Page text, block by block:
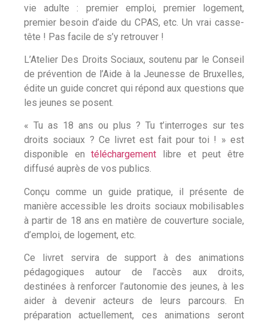
vie adulte : premier emploi, premier logement,
premier besoin d’aide du CPAS, etc. Un vrai casse-
tête ! Pas facile de s’y retrouver !
L’Atelier Des Droits Sociaux, soutenu par le Conseil
de prévention de l’Aide à la Jeunesse de Bruxelles,
édite un guide concret qui répond aux questions que
les jeunes se posent.
« Tu as 18 ans ou plus ? Tu t’interroges sur tes
droits sociaux ? Ce livret est fait pour toi ! » est
disponible entéléchargement libre et peut être
diffusé auprès de vos publics.
Conçu comme un guide pratique, il présente de
manière accessible les droits sociaux mobilisables
à partir de 18 ans en matière de couverture sociale,
d’emploi, de logement, etc.
Ce livret servira de support à des animations
pédagogiques autour de l’accès aux droits,
destinées à renforcer l’autonomie des jeunes, à les
aider à devenir acteurs de leurs parcours. En
préparation actuellement, ces animations seront